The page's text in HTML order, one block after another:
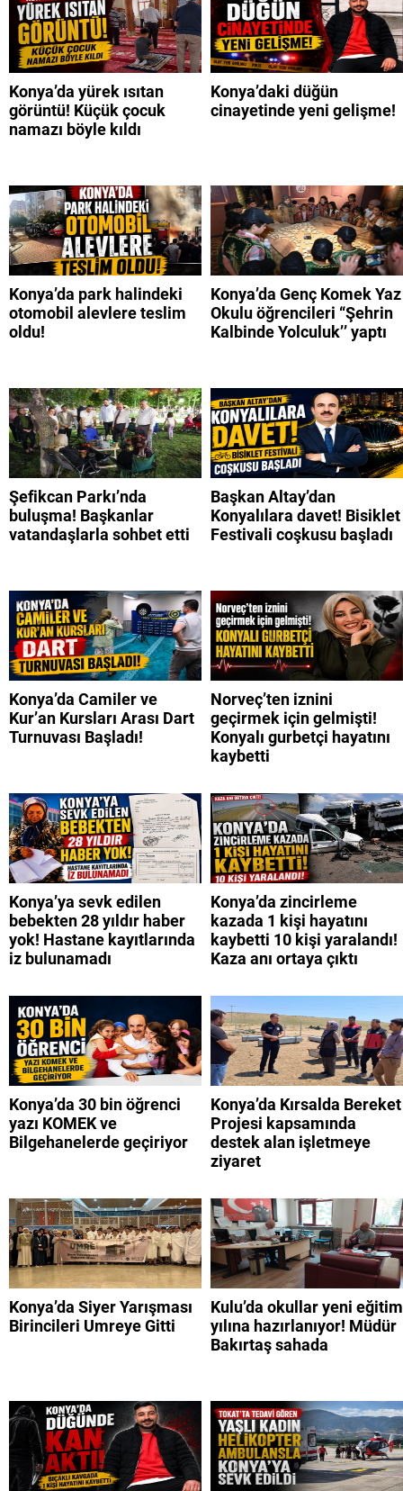
Konya’da yürek ısıtan
görüntü! Küçük çocuk
namazı böyle kıldı
Konya’daki düğün
cinayetinde yeni gelişme!
Konya’da park halindeki
otomobil alevlere teslim
oldu!
Konya’da Genç Komek Yaz
Okulu öğrencileri “Şehrin
Kalbinde Yolculuk’’ yaptı
Şefikcan Parkı’nda
buluşma! Başkanlar
vatandaşlarla sohbet etti
Başkan Altay’dan
Konyalılara davet! Bisiklet
Festivali coşkusu başladı
Konya’da Camiler ve
Kur’an Kursları Arası Dart
Turnuvası Başladı!
Norveç’ten iznini
geçirmek için gelmişti!
Konyalı gurbetçi hayatını
kaybetti
Konya’ya sevk edilen
bebekten 28 yıldır haber
yok! Hastane kayıtlarında
iz bulunamadı
Konya’da zincirleme
kazada 1 kişi hayatını
kaybetti 10 kişi yaralandı!
Kaza anı ortaya çıktı
Konya’da 30 bin öğrenci
yazı KOMEK ve
Bilgehanelerde geçiriyor
Konya’da Kırsalda Bereket
Projesi kapsamında
destek alan işletmeye
ziyaret
Konya’da Siyer Yarışması
Birincileri Umreye Gitti
Kulu’da okullar yeni eğitim
yılına hazırlanıyor! Müdür
Bakırtaş sahada